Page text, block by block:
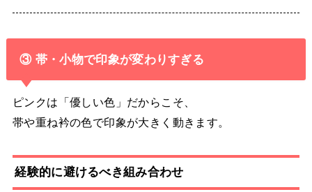
③ 帯・小物で印象が変わりすぎる
ピンクは「優しい色」だからこそ、
帯や重ね衿の色で印象が大きく動きます。
経験的に避けるべき組み合わせ